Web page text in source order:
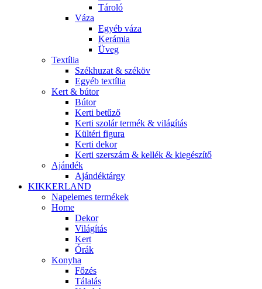
Tároló
Váza
Egyéb váza
Kerámia
Üveg
Textília
Székhuzat & széköv
Egyéb textília
Kert & bútor
Bútor
Kerti betűző
Kerti szolár termék & világítás
Kültéri figura
Kerti dekor
Kerti szerszám & kellék & kiegészítő
Ajándék
Ajándéktárgy
KIKKERLAND
Napelemes termékek
Home
Dekor
Világítás
Kert
Órák
Konyha
Főzés
Tálalás